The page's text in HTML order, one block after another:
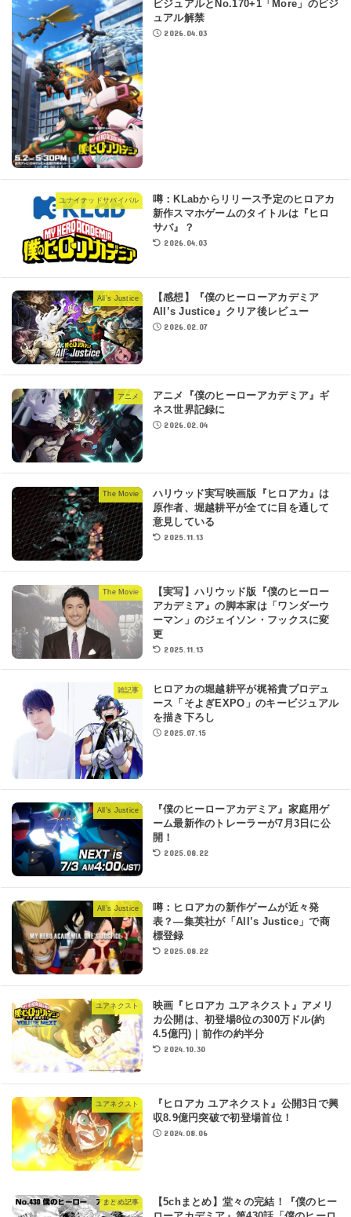
ビジュアルとNo.170+1「More」のビジ
ュアル解禁
2026.04.03
ユナイテッドサバイバル
噂：KLabからリリース予定のヒロアカ
新作スマホゲームのタイトルは『ヒロ
サバ』？
2026.04.03
All’s Justice
【感想】『僕のヒーローアカデミア
All’s Justice』クリア後レビュー
2026.02.07
アニメ
アニメ『僕のヒーローアカデミア』ギ
ネス世界記録に
2026.02.04
The Movie
ハリウッド実写映画版『ヒロアカ』は
原作者、堀越耕平が全てに目を通して
意見している
2025.11.13
The Movie
【実写】ハリウッド版『僕のヒーロー
アカデミア』の脚本家は「ワンダーウ
ーマン」のジェイソン・フックスに変
更
2025.11.13
雑記事
ヒロアカの堀越耕平が梶裕貴プロデュ
ース「そよぎEXPO」のキービジュアル
を描き下ろし
2025.07.15
All’s Justice
『僕のヒーローアカデミア』家庭用ゲ
ーム最新作のトレーラーが7月3日に公
開！
2025.08.22
All’s Justice
噂：ヒロアカの新作ゲームが近々発
表？―集英社が「All’s Justice」で商
標登録
2025.08.22
ユアネクスト
映画『ヒロアカ ユアネクスト』アメリ
カ公開は、初登場8位の300万ドル(約
4.5億円)｜前作の約半分
2024.10.30
ユアネクスト
『ヒロアカ ユアネクスト』公開3日で興
収8.9億円突破で初登場首位！
2024.08.06
まとめ記事
【5chまとめ】堂々の完結！『僕のヒー